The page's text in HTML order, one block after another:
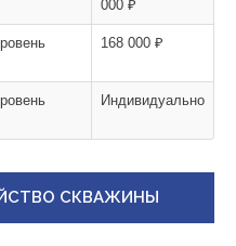
000 ₽
168 000 ₽
Индивидуально
СКВАЖИНЫ